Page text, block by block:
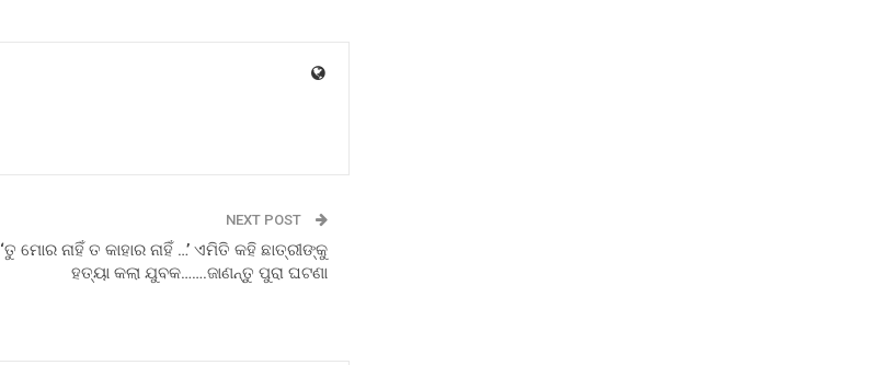
NEXT POST
‘ତୁ ମୋର ନାହିଁ ତ କାହାର ନାହିଁ …’ ଏମିତି କହି ଛାତ୍ରୀଙ୍କୁ
ହତ୍ୟା କଲା ଯୁବକ…….ଜାଣନ୍ତୁ ପୁରା ଘଟଣା